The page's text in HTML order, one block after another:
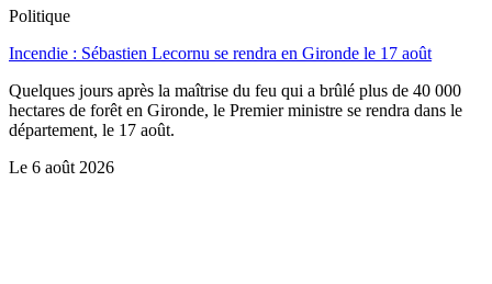
Politique
Incendie : Sébastien Lecornu se rendra en Gironde le 17 août
Quelques jours après la maîtrise du feu qui a brûlé plus de 40 000
hectares de forêt en Gironde, le Premier ministre se rendra dans le
département, le 17 août.
Le 6 août 2026